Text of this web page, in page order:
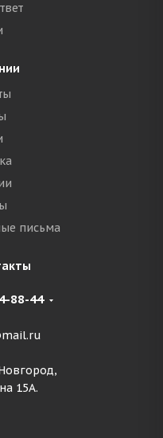
письма
88-44
15А.